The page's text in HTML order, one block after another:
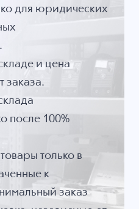
для юридических
и цена
заказа.
после 100%
только в
к
заказ